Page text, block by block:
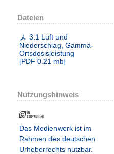
Dateien
3.1 Luft und
Niederschlag, Gamma-
Ortsdosisleistung
[PDF 0.21 mb]
Nutzungshinweis
Das Medienwerk ist im
Rahmen des deutschen
Urheberrechts nutzbar.